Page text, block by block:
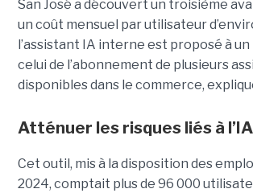
San José a découvert un troisième
un coût mensuel par utilisateur
l’assistant IA interne est proposé à
celui de l’abonnement de plusieurs
disponibles dans le commerce,
Atténuer les risques liés à l’IA
Cet outil, mis à la disposition des
2024, comptait plus de 96 000